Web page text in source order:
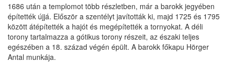
1686 után a templomot több részletben, már a barokk jegyében
építették újjá. Először a szentélyt javították ki, majd 1725 és 1795
között átépítették a hajót és megépítették a tornyokat. A déli
torony tartalmazza a gótikus torony részeit, az északi teljes
egészében a 18. század végén épült. A barokk főkapu Hörger
Antal munkája.